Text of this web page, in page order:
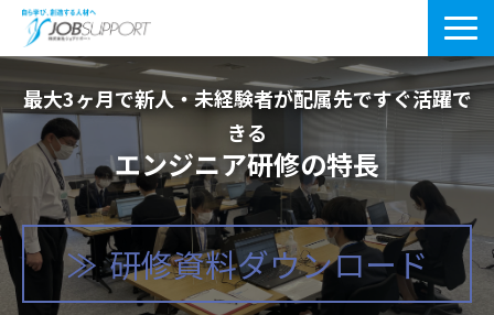
研修サービス一覧
よくあるご質問
導入事例
お役立ちブログ
会社案内・アクセス
最大3ヶ月で新人・未経験者が配属先ですぐ活躍で
きる
エンジニア研修の特長
研修資料ダウンロード